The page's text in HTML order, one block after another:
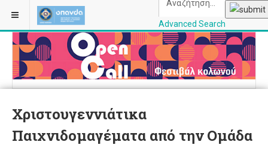
Advanced Search
Χριστουγεννιάτικα
Παιχνιδομαγέματα από την Ομάδα